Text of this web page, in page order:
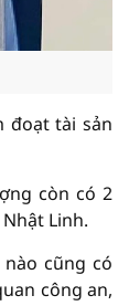
đoạt tài sản
còn có 2
Linh.
cũng có
công an,